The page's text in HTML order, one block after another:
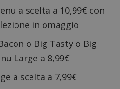
a scelta a 10,99€ con
in omaggio
o Big Tasty o Big
Large a 8,99€
a scelta a 7,99€